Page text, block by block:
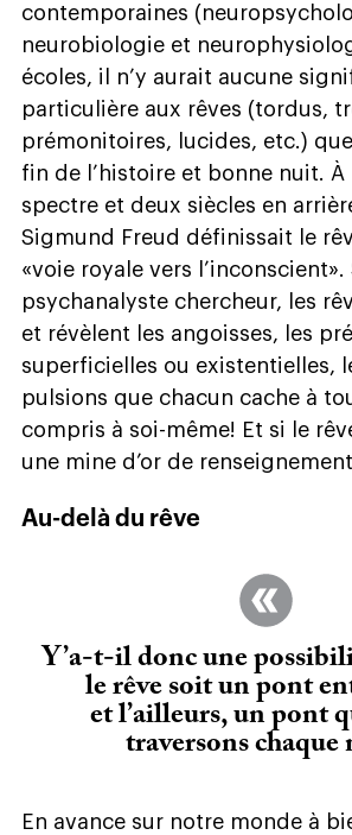
contemporaines
neurobiologie et
écoles, il n’y aurait aucune
particulière aux rêves (tordus,
prémonitoires, lucides, etc.)
fin de l’histoire et bonne nuit. À
spectre et deux siècles en
Sigmund Freud définissait le
«voie royale vers l’inconscient».
psychanalyste chercheur, les
et révèlent les angoisses, les
superficielles ou existentielles,
pulsions que chacun cache à
compris à soi-même! Et si le
une mine d’or de
Au-delà du rêve
Y’a-t-il donc une
le rêve soit un pont
et l’ailleurs, un pont
traversons chaque
En avance sur notre monde à